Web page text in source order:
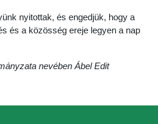
nyitottak, és engedjük, hogy a
és a közösség ereje legyen a nap
nevében Ábel Edit